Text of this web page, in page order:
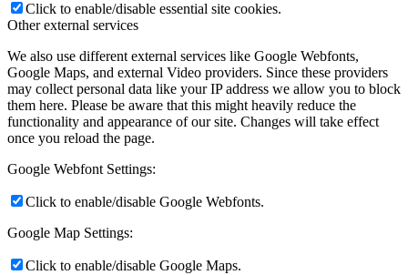
Click to enable/disable essential site cookies.
Other external services
We also use different external services like Google Webfonts,
Google Maps, and external Video providers. Since these providers
may collect personal data like your IP address we allow you to block
them here. Please be aware that this might heavily reduce the
functionality and appearance of our site. Changes will take effect
once you reload the page.
Google Webfont Settings:
Click to enable/disable Google Webfonts.
Google Map Settings:
Click to enable/disable Google Maps.